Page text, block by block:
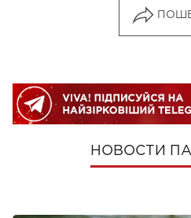
НОВОСТИ